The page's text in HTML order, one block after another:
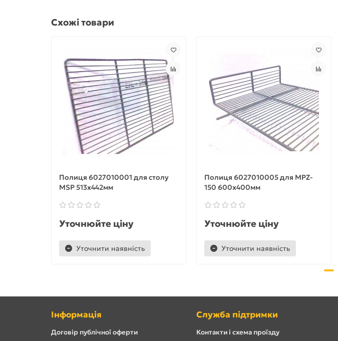
Схожі товари
Полиця 6027010001 для столу
MSP 513х442мм
Уточнюйте ціну
Уточнити наявність
Полиця 6027010005 для MPZ-
150 600х400мм
Уточнюйте ціну
Уточнити наявність
Інформація
Договір публічної оферти
Служба підтримки
Контакти і схема проїзду